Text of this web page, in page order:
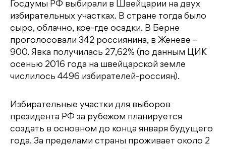
Госдумы РФ выбирали в Швейцарии на двух
избирательных участках. В стране тогда было
сыро, облачно, кое-где осадки. В Берне
проголосовали 342 россиянина, в Женеве –
900. Явка получилась 27,62% (по данным ЦИК
осенью 2016 года на швейцарской земле
числилось 4496 избирателей-россиян).
Избирательные участки для выборов
президента РФ за рубежом планируется
создать в основном до конца января будущего
года. За пределами страны проживает около 2